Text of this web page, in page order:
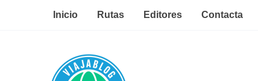
Inicio Rutas Editores Contacta